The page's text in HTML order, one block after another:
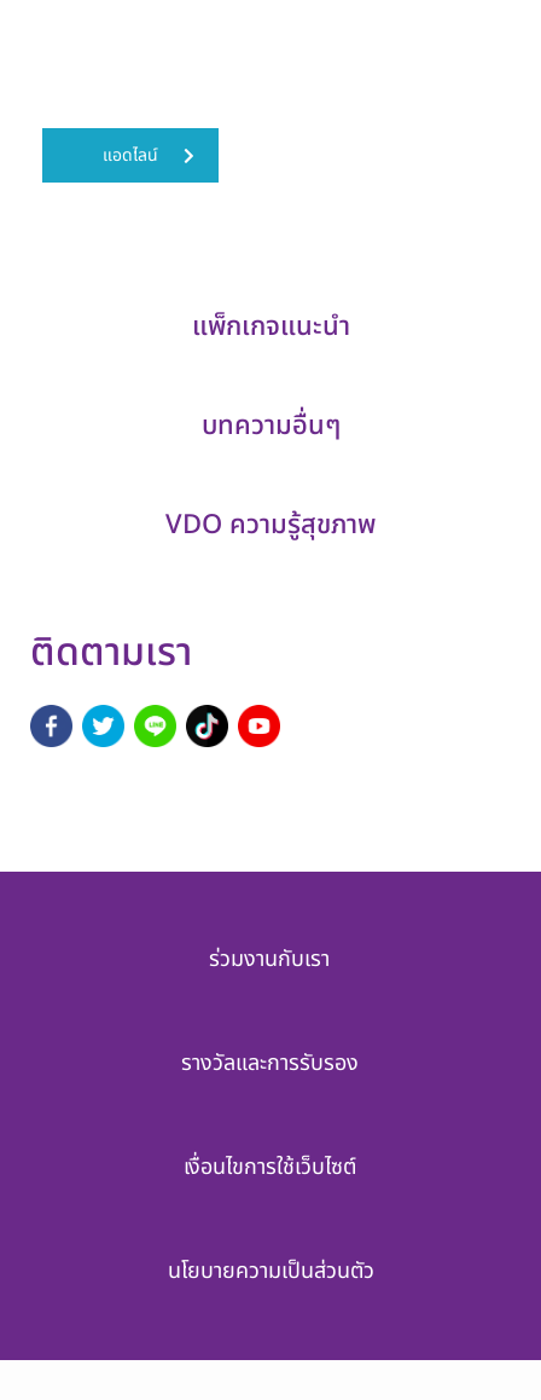
แอดไลน์
แพ็กเกจแนะนำ
บทความอื่นๆ
VDO ความรู้สุขภาพ
ติดตามเรา
ร่วมงานกับเรา
รางวัลและการรับรอง
เงื่อนไขการใช้เว็บไซต์
นโยบายความเป็นส่วนตัว